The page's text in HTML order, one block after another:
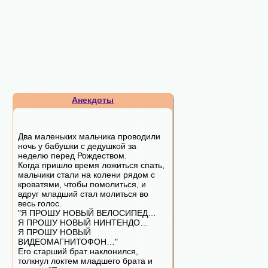
Анекдоты
Два маленьких мальчика проводили
ночь у бабушки с дедушкой за
неделю перед Рождеством.
Когда пришло время ложиться спать,
мальчики стали на колени рядом с
кроватями, чтобы помолиться, и
вдруг младший стал молиться во
весь голос.
"Я ПРОШУ НОВЫЙ ВЕЛОСИПЕД…
Я ПРОШУ НОВЫЙ НИНТЕНДО…
Я ПРОШУ НОВЫЙ
ВИДЕОМАГНИТОФОН…"
Его старший брат наклонился,
толкнул локтем младшего брата и